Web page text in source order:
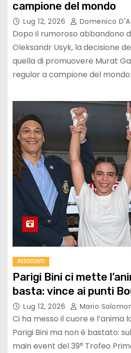
campione del mondo
Lug 12, 2026 Domenico
Dopo il rumoroso abbandono
Oleksandr Usyk, la decisione
quella di promuovere Murat
regular a campione del
RESOCONTI
Parigi Bini ci mette
basta: vince ai punti
Lug 12, 2026 Mario
Ci ha messo il cuore e l’anima
Parigi Bini ma non è bastato:
main event del 39° Trofeo